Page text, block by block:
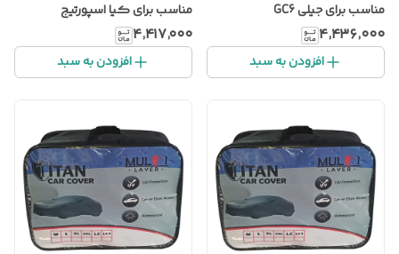
مناسب برای جیلی GC6
۴٬۴۳۶٬۰۰۰
افزودن به سبد
مناسب برای کیا اسپورتیج
۴٬۴۱۷٬۰۰۰
افزودن به سبد